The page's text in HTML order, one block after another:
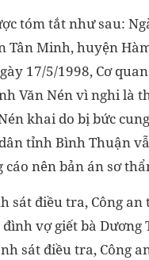
tóm tắt như sau:
Minh, huyện
17/5/1998, Cơ
Văn Nén vì nghi là
khai do bị bức
tỉnh Bình Thuận
nên bản án sơ
sát điều tra, Công
vợ giết bà Dương
sát điều tra, Công